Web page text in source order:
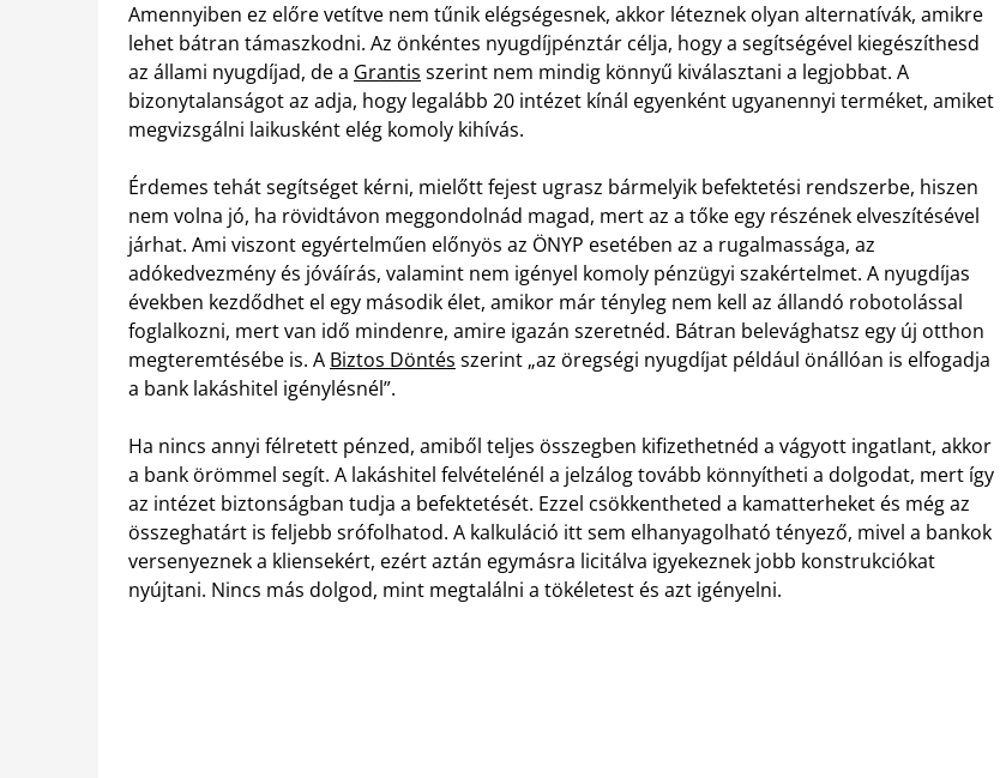
Amennyiben ez előre vetítve nem tűnik elégségesnek, akkor léteznek olyan alternatívák, amikre
lehet bátran támaszkodni. Az önkéntes nyugdíjpénztár célja, hogy a segítségével kiegészíthesd
az állami nyugdíjad, de a Grantis szerint nem mindig könnyű kiválasztani a legjobbat. A
bizonytalanságot az adja, hogy legalább 20 intézet kínál egyenként ugyanennyi terméket, amiket
megvizsgálni laikusként elég komoly kihívás.
Érdemes tehát segítséget kérni, mielőtt fejest ugrasz bármelyik befektetési rendszerbe, hiszen
nem volna jó, ha rövidtávon meggondolnád magad, mert az a tőke egy részének elveszítésével
járhat. Ami viszont egyértelműen előnyös az ÖNYP esetében az a rugalmassága, az
adókedvezmény és jóváírás, valamint nem igényel komoly pénzügyi szakértelmet. A nyugdíjas
években kezdődhet el egy második élet, amikor már tényleg nem kell az állandó robotolással
foglalkozni, mert van idő mindenre, amire igazán szeretnéd. Bátran belevághatsz egy új otthon
megteremtésébe is. A Biztos Döntés szerint „az öregségi nyugdíjat például önállóan is elfogadja
a bank lakáshitel igénylésnél”.
Ha nincs annyi félretett pénzed, amiből teljes összegben kifizethetnéd a vágyott ingatlant, akkor
a bank örömmel segít. A lakáshitel felvételénél a jelzálog tovább könnyítheti a dolgodat, mert így
az intézet biztonságban tudja a befektetését. Ezzel csökkentheted a kamatterheket és még az
összeghatárt is feljebb srófolhatod. A kalkuláció itt sem elhanyagolható tényező, mivel a bankok
versenyeznek a kliensekért, ezért aztán egymásra licitálva igyekeznek jobb konstrukciókat
nyújtani. Nincs más dolgod, mint megtalálni a tökéletest és azt igényelni.